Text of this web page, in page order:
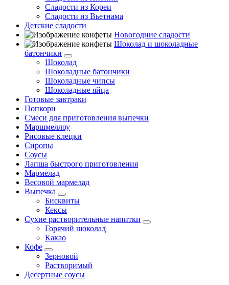
Сладости из Кореи
Сладости из Вьетнама
Детские сладости
Новогодние сладости
Шоколад и шоколадные
батончики
Шоколад
Шоколадные батончики
Шоколадные чипсы
Шоколадные яйца
Готовые завтраки
Попкорн
Смеси для приготовления выпечки
Маршмеллоу
Рисовые клецки
Сиропы
Соусы
Лапша быстрого приготовления
Мармелад
Весовой мармелад
Выпечка
Бисквиты
Кексы
Сухие растворительные напитки
Горячий шоколад
Какао
Кофе
Зерновой
Растворимый
Десертные соусы